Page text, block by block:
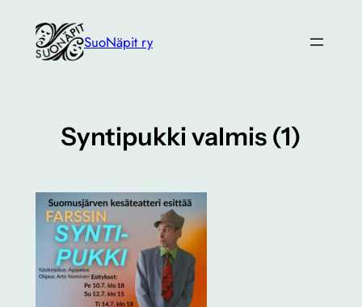
sisältöön
SuoNäpit ry
Syntipukki valmis (1)